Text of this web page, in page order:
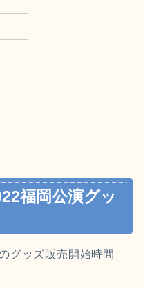
福岡公演グッ
グッズ販売開始時間